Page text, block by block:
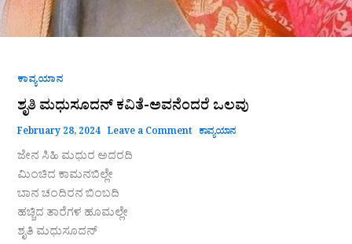
ಕಾವ್ಯಯಾನ
ಶೃತಿ ಮಧುಸೂದನ್ ಕವಿತೆ-ಅವನೆಂದರೆ ಒಲವು
February 28, 2024 Leave a Comment ಕಾವ್ಯಯಾನ
ಜೇನ ಸಿಹಿ ಮಧುರ ಅದರದಿ
ಮಿಂಚಿದ ಕಾಮನಬಿಲ್ಲೇ
ಬಾನ ಚಂದಿರನ ಬಿಂಬದಿ
ಹಚ್ಚಿದ ತಾರೆಗಳ ಹೂಮಲ್ಲೇ
ಶೃತಿ ಮಧುಸೂದನ್